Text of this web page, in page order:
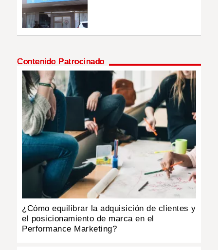
Contenido Patrocinado
¿Cómo equilibrar la adquisición de clientes y
el posicionamiento de marca en el
Performance Marketing?